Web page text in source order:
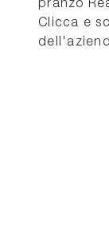
pranzo
Clicca e